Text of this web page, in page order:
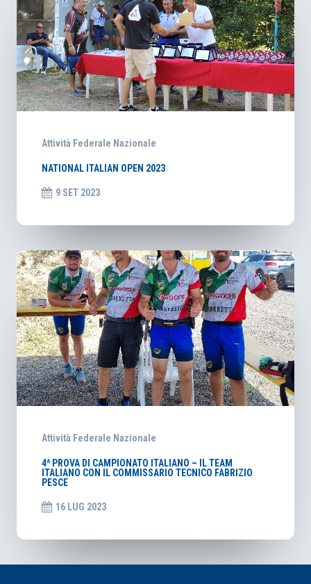
Attività Federale Nazionale
NATIONAL ITALIAN OPEN 2023
9 SET 2023
Attività Federale Nazionale
4^ PROVA DI CAMPIONATO ITALIANO – IL TEAM
ITALIANO CON IL COMMISSARIO TECNICO FABRIZIO
PESCE
16 LUG 2023